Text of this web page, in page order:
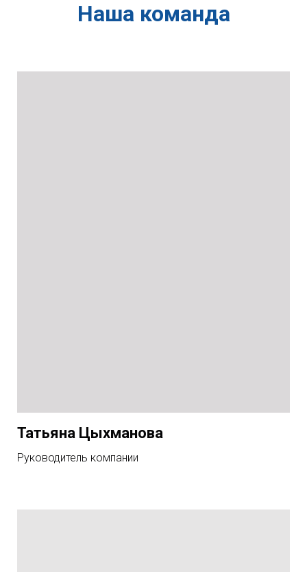
Наша команда
Татьяна Цыхманова
Руководитель компании